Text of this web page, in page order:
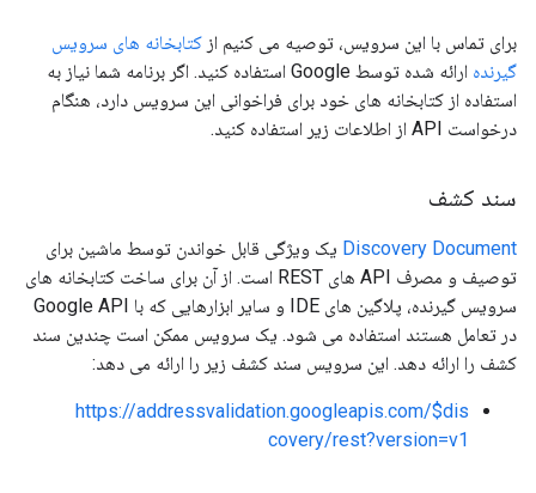
برای تماس با این سرویس، توصیه می کنیم از کتابخانه های سرویس
گیرنده
ارائه شده توسط Google استفاده کنید. اگر برنامه شما نیاز به
استفاده از کتابخانه های خود برای فراخوانی این سرویس دارد، هنگام
درخواست API از اطلاعات زیر استفاده کنید.
سند کشف
Discovery Document یک ویژگی قابل خواندن توسط ماشین برای
توصیف و مصرف API های REST است. از آن برای ساخت کتابخانه های
سرویس گیرنده، پلاگین های IDE و سایر ابزارهایی که با Google API
در تعامل هستند استفاده می شود. یک سرویس ممکن است چندین سند
کشف را ارائه دهد. این سرویس سند کشف زیر را ارائه می دهد:
https://addressvalidation.googleapis.com/$dis
covery/rest?version=v1